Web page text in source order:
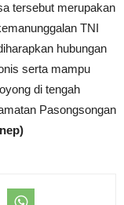
tersebut merupakan
TNI
hubungan
serta mampu
di tengah
Pasongsongan